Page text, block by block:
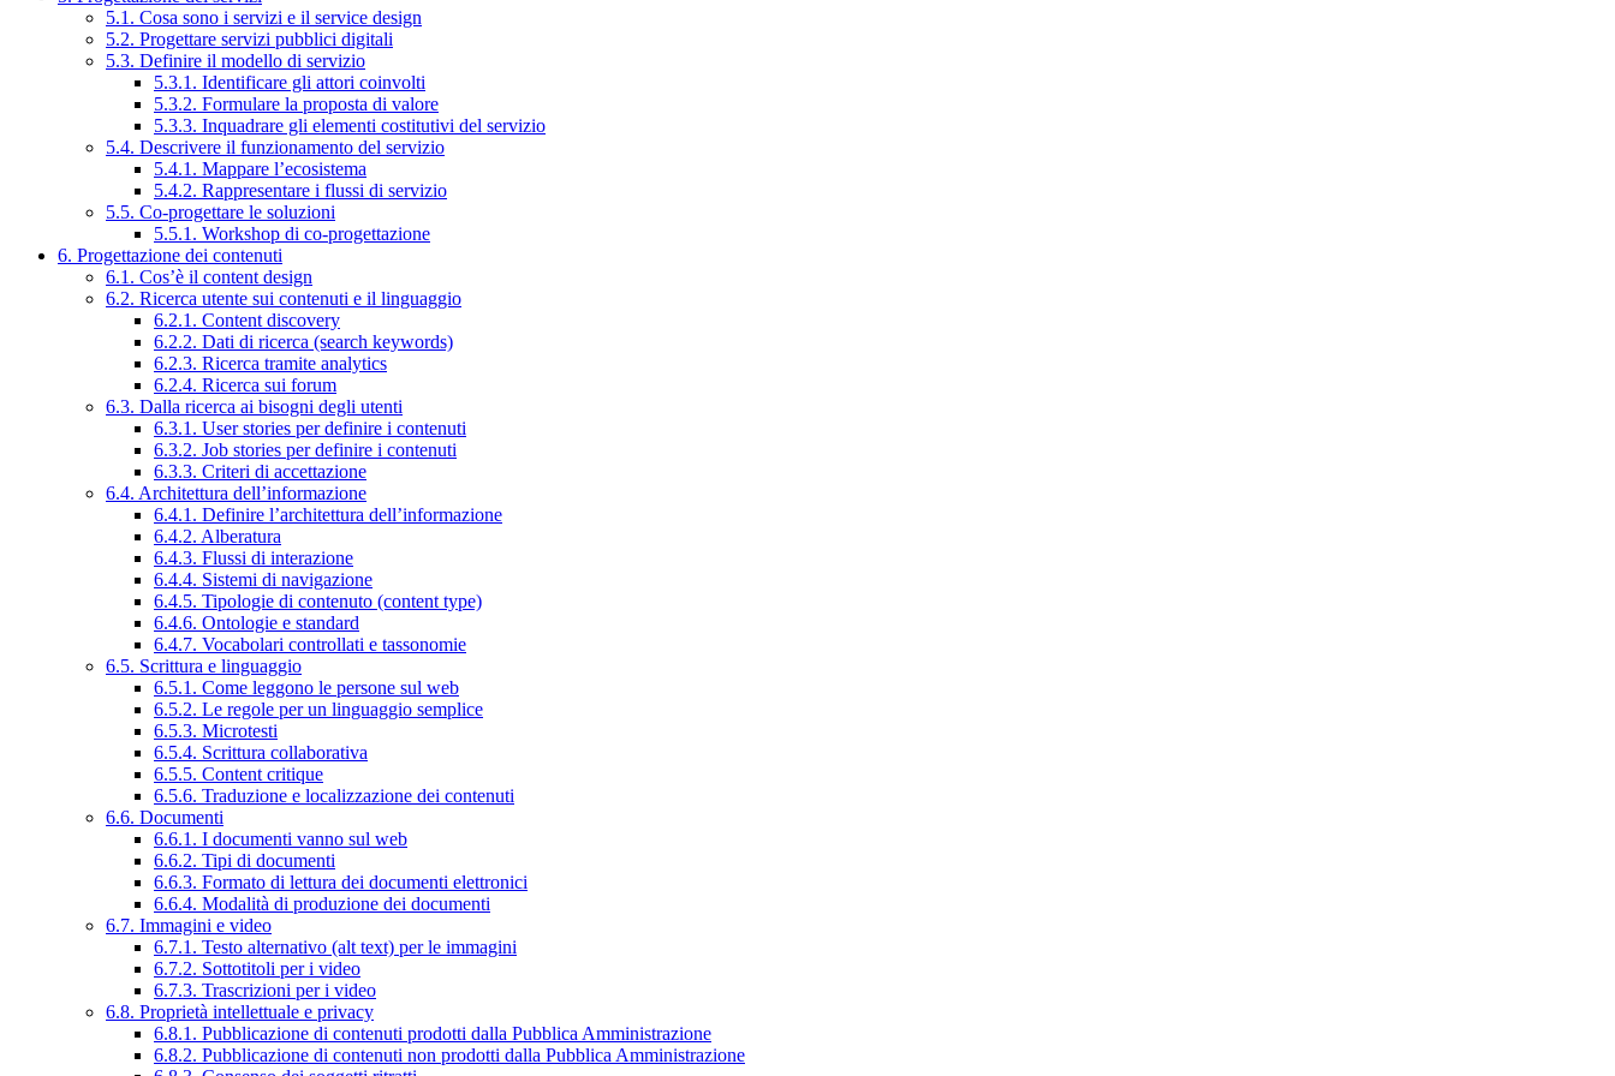
5.1. Cosa sono i servizi e il service design
5.2. Progettare servizi pubblici digitali
5.3. Definire il modello di servizio
5.3.1. Identificare gli attori coinvolti
5.3.2. Formulare la proposta di valore
5.3.3. Inquadrare gli elementi costitutivi del servizio
5.4. Descrivere il funzionamento del servizio
5.4.1. Mappare l’ecosistema
5.4.2. Rappresentare i flussi di servizio
5.5. Co-progettare le soluzioni
5.5.1. Workshop di co-progettazione
6. Progettazione dei contenuti
6.1. Cos’è il content design
6.2. Ricerca utente sui contenuti e il linguaggio
6.2.1. Content discovery
6.2.2. Dati di ricerca (search keywords)
6.2.3. Ricerca tramite analytics
6.2.4. Ricerca sui forum
6.3. Dalla ricerca ai bisogni degli utenti
6.3.1. User stories per definire i contenuti
6.3.2. Job stories per definire i contenuti
6.3.3. Criteri di accettazione
6.4. Architettura dell’informazione
6.4.1. Definire l’architettura dell’informazione
6.4.2. Alberatura
6.4.3. Flussi di interazione
6.4.4. Sistemi di navigazione
6.4.5. Tipologie di contenuto (content type)
6.4.6. Ontologie e standard
6.4.7. Vocabolari controllati e tassonomie
6.5. Scrittura e linguaggio
6.5.1. Come leggono le persone sul web
6.5.2. Le regole per un linguaggio semplice
6.5.3. Microtesti
6.5.4. Scrittura collaborativa
6.5.5. Content critique
6.5.6. Traduzione e localizzazione dei contenuti
6.6. Documenti
6.6.1. I documenti vanno sul web
6.6.2. Tipi di documenti
6.6.3. Formato di lettura dei documenti elettronici
6.6.4. Modalità di produzione dei documenti
6.7. Immagini e video
6.7.1. Testo alternativo (alt text) per le immagini
6.7.2. Sottotitoli per i video
6.7.3. Trascrizioni per i video
6.8. Proprietà intellettuale e privacy
6.8.1. Pubblicazione di contenuti prodotti dalla Pubblica Amministrazione
6.8.2. Pubblicazione di contenuti non prodotti dalla Pubblica Amministrazione